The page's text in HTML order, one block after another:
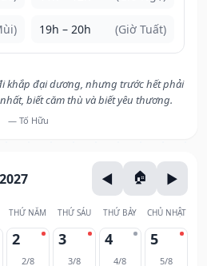
19h – 20h (Giờ Tuất)
khắp đại dương, nhưng trước hết phải
biết căm thù và biết yêu thương.
— Tố Hữu
THỨ NĂM THỨ SÁU THỨ BẢY CHỦ NHẬT
2
2/8
3
3/8
4
4/8
5
5/8